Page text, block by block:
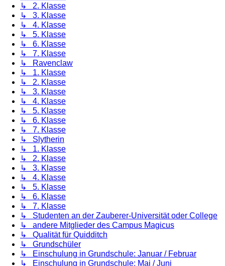
↳ 2. Klasse
↳ 3. Klasse
↳ 4. Klasse
↳ 5. Klasse
↳ 6. Klasse
↳ 7. Klasse
↳ Ravenclaw
↳ 1. Klasse
↳ 2. Klasse
↳ 3. Klasse
↳ 4. Klasse
↳ 5. Klasse
↳ 6. Klasse
↳ 7. Klasse
↳ Slytherin
↳ 1. Klasse
↳ 2. Klasse
↳ 3. Klasse
↳ 4. Klasse
↳ 5. Klasse
↳ 6. Klasse
↳ 7. Klasse
↳ Studenten an der Zauberer-Universität oder College
↳ andere Mitglieder des Campus Magicus
↳ Qualität für Quidditch
↳ Grundschüler
↳ Einschulung in Grundschule: Januar / Februar
↳ Einschulung in Grundschule: Mai / Juni